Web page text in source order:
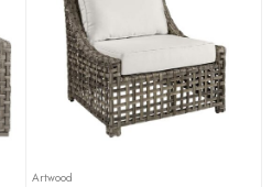
Artwood